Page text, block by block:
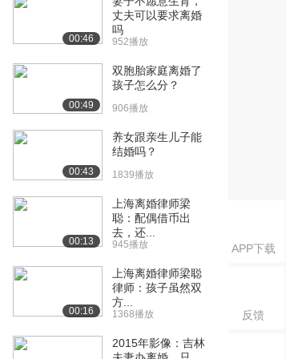
APP下载
反馈
00:46
丈夫可以要求离婚
吗
952播放
00:49
双胞胎家庭离婚了
孩子怎么分？
906播放
00:43
养女跟亲生儿子能
结婚吗？
1839播放
00:13
上海离婚律师梁
聪：配偶借币出
去，还...
945播放
00:16
上海离婚律师梁聪
律师：孩子虽然双
方...
1368播放
2015年影像：吉林